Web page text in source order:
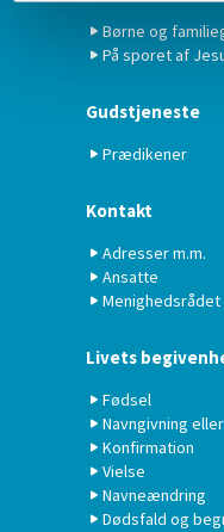
Børne og
På sporet af
Gudstjeneste
Prædikener
Kontakt
Adresser m.m.
Ansatte
Menighedsrådet
Livets
Fødsel
Navngivning
Konfirmation
Vielse
Navneændring
Dødsfald og